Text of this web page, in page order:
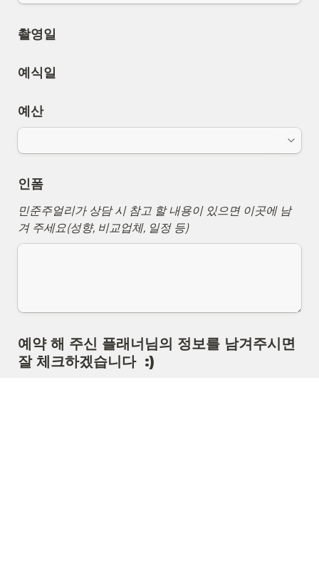
촬영일
예식일
예산
인폼
민준주얼리가 상담 시 참고 할 내용이 있으면 이곳에 남
겨 주세요(성향, 비교업체, 일정 등)
예약 해 주신 플래너님의 정보를 남겨주시면
잘 체크하겠습니다  :)